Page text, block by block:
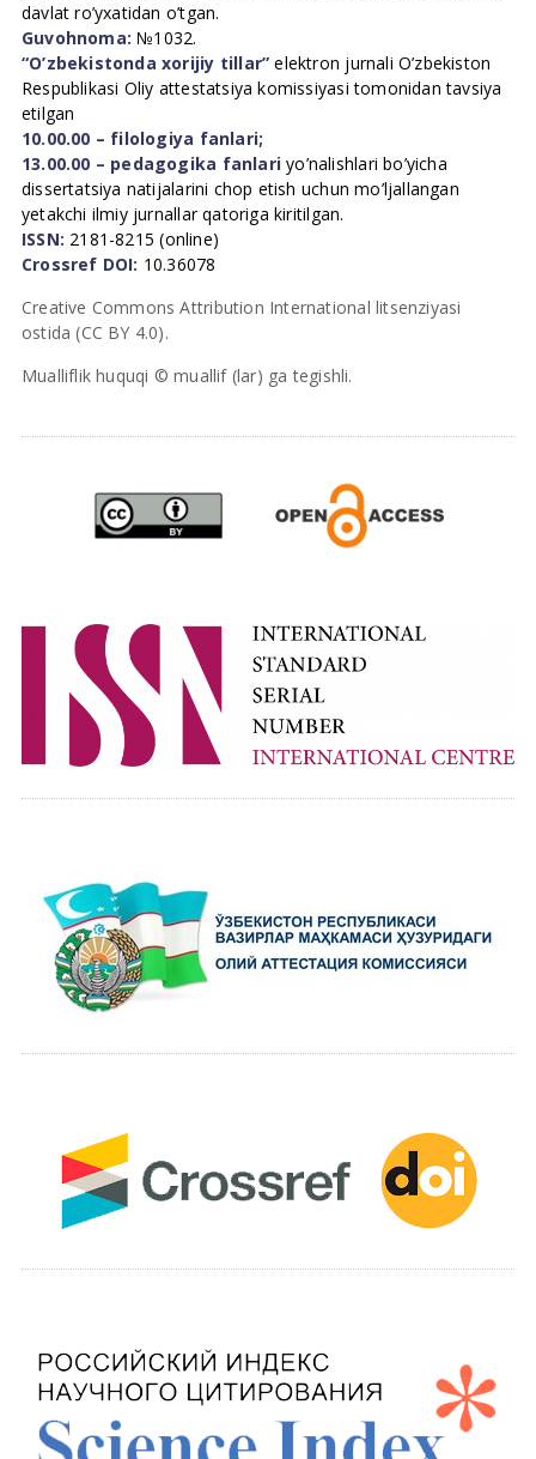
davlat ro’yxatidan o’tgan.
Guvohnoma: №1032.
“O’zbekistonda xorijiy tillar” elektron jurnali O’zbekiston
Respublikasi Oliy attestatsiya komissiyasi tomonidan tavsiya
etilgan
10.00.00 – filologiya fanlari;
13.00.00 – pedagogika fanlari yo’nalishlari bo’yicha
dissertatsiya natijalarini chop etish uchun mo’ljallangan
yetakchi ilmiy jurnallar qatoriga kiritilgan.
ISSN: 2181-8215 (online)
Crossref DOI: 10.36078
Creative Commons Attribution International litsenziyasi
ostida (CC BY 4.0).
Mualliflik huquqi © muallif (lar) ga tegishli.